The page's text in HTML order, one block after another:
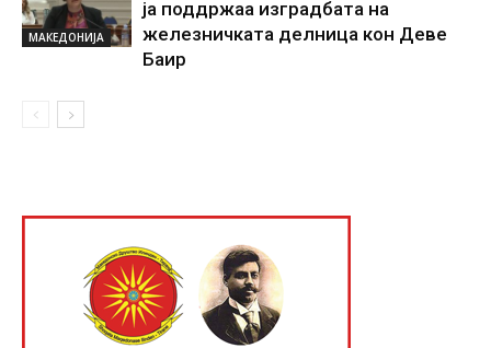
МАКЕДОНИЈА
ја поддржаа изградбата на
железничката делница кон Деве
Баир